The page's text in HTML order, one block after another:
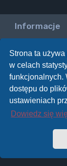
Strona ta
w celach
funkcjonalnych.
dostępu do
ustawieniach
Dowiedz się
Informacje
Strona